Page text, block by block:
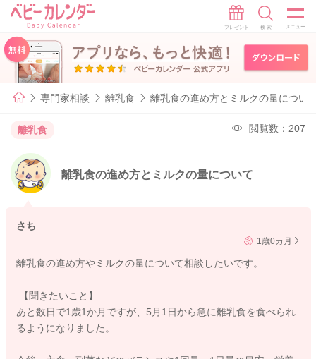
専門家相談 離乳食 離乳食の進め方とミルクの量につい
離乳食 閲覧数：207
離乳食の進め方とミルクの量について
さち
1歳0カ月
離乳食の進め方やミルクの量について相談したいです。
【聞きたいこと】
あと数日で1歳1か月ですが、5月1日から急に離乳食を食べられ
るようになりました。